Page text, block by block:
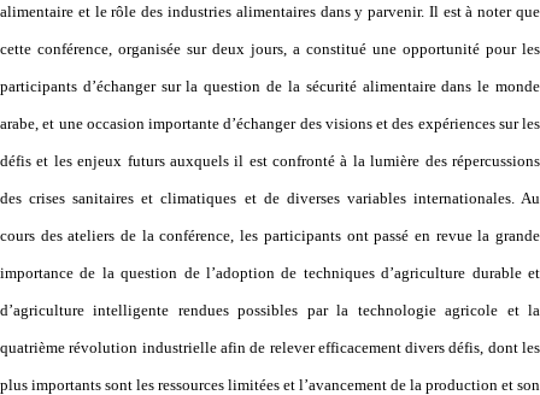
alimentaire et le rôle des industries alimentaires dans y parvenir. Il est à noter que
cette conférence, organisée sur deux jours, a constitué une opportunité pour les
participants d’échanger sur la question de la sécurité alimentaire dans le monde
arabe, et une occasion importante d’échanger des visions et des expériences sur les
défis et les enjeux futurs auxquels il est confronté à la lumière des répercussions
des crises sanitaires et climatiques et de diverses variables internationales. Au
cours des ateliers de la conférence, les participants ont passé en revue la grande
importance de la question de l’adoption de techniques d’agriculture durable et
d’agriculture intelligente rendues possibles par la technologie agricole et la
quatrième révolution industrielle afin de relever efficacement divers défis, dont les
plus importants sont les ressources limitées et l’avancement de la production et son